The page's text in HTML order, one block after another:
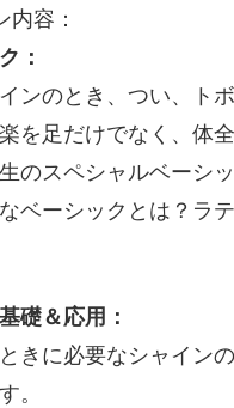
容：
：
ンのとき、つい、ト
を足だけでなく、体
のスペシャルベーシッ
ベーシックとは？ラ
礎＆応用：
きに必要なシャイン
。